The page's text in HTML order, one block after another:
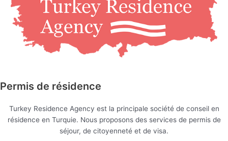
Permis de résidence
Turkey Residence Agency est la principale société de conseil en
résidence en Turquie. Nous proposons des services de permis de
séjour, de citoyenneté et de visa.